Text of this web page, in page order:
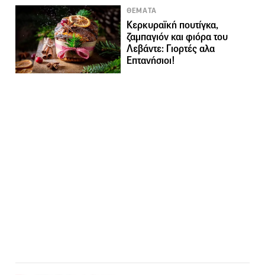
ΘΕΜΑΤΑ
Kερκυραϊκή πουτίγκα,
ζαμπαγιόν και φιόρα του
Λεβάντε: Γιορτές αλα
Επτανήσιοι!